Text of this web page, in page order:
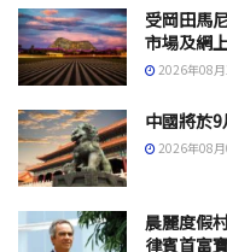
受岡田馬
市場及網
2026年08
中國將於
2026年08
晨麗度假
律賓首富